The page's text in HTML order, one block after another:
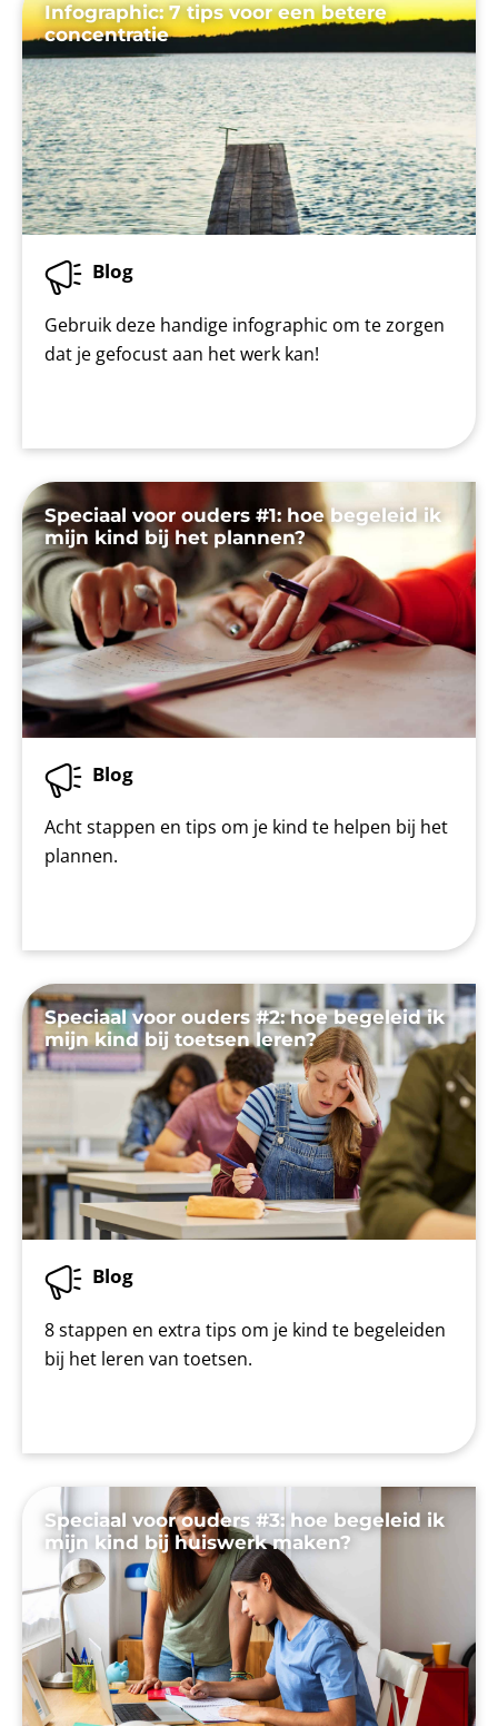
Infographic: 7 tips voor een betere
concentratie
Blog
Gebruik deze handige infographic om te zorgen
dat je gefocust aan het werk kan!
Speciaal voor ouders #1: hoe begeleid ik
mijn kind bij het plannen?
Blog
Acht stappen en tips om je kind te helpen bij het
plannen.
Speciaal voor ouders #2: hoe begeleid ik
mijn kind bij toetsen leren?
Blog
8 stappen en extra tips om je kind te begeleiden
bij het leren van toetsen.
Speciaal voor ouders #3: hoe begeleid ik
mijn kind bij huiswerk maken?